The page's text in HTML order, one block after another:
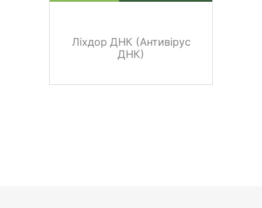
Ліхдор ДНК (Антивірус
ДНК)